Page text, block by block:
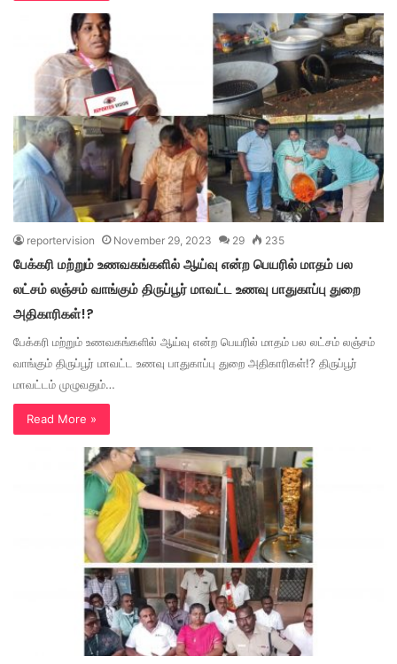
reportervision November 29, 2023 29 235
பேக்கரி மற்றும் உணவகங்களில் ஆய்வு என்ற பெயரில் மாதம் பல
லட்சம் லஞ்சம் வாங்கும் திருப்பூர் மாவட்ட உணவு பாதுகாப்பு துறை
அதிகாரிகள்!?
பேக்கரி மற்றும் உணவகங்களில் ஆய்வு என்ற பெயரில் மாதம் பல லட்சம் லஞ்சம்
வாங்கும் திருப்பூர் மாவட்ட உணவு பாதுகாப்பு துறை அதிகாரிகள்!? திருப்பூர்
மாவட்டம் முழுவதும்…
Read More »